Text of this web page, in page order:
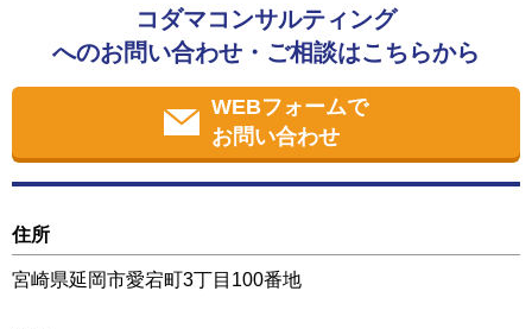
コダマコンサルティング
へのお問い合わせ・ご相談はこちらから
WEBフォームで
お問い合わせ
住所
宮崎県延岡市愛宕町3丁目100番地